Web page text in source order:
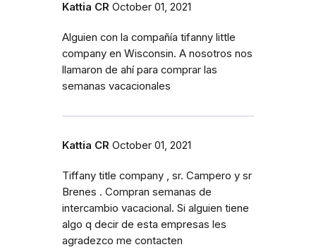
Kattia CR October 01, 2021
Alguien con la compañía tifanny little
company en Wisconsin. A nosotros nos
llamaron de ahí para comprar las
semanas vacacionales
Kattia CR October 01, 2021
Tiffany title company , sr. Campero y sr
Brenes . Compran semanas de
intercambio vacacional. Si alguien tiene
algo q decir de esta empresas les
agradezco me contacten